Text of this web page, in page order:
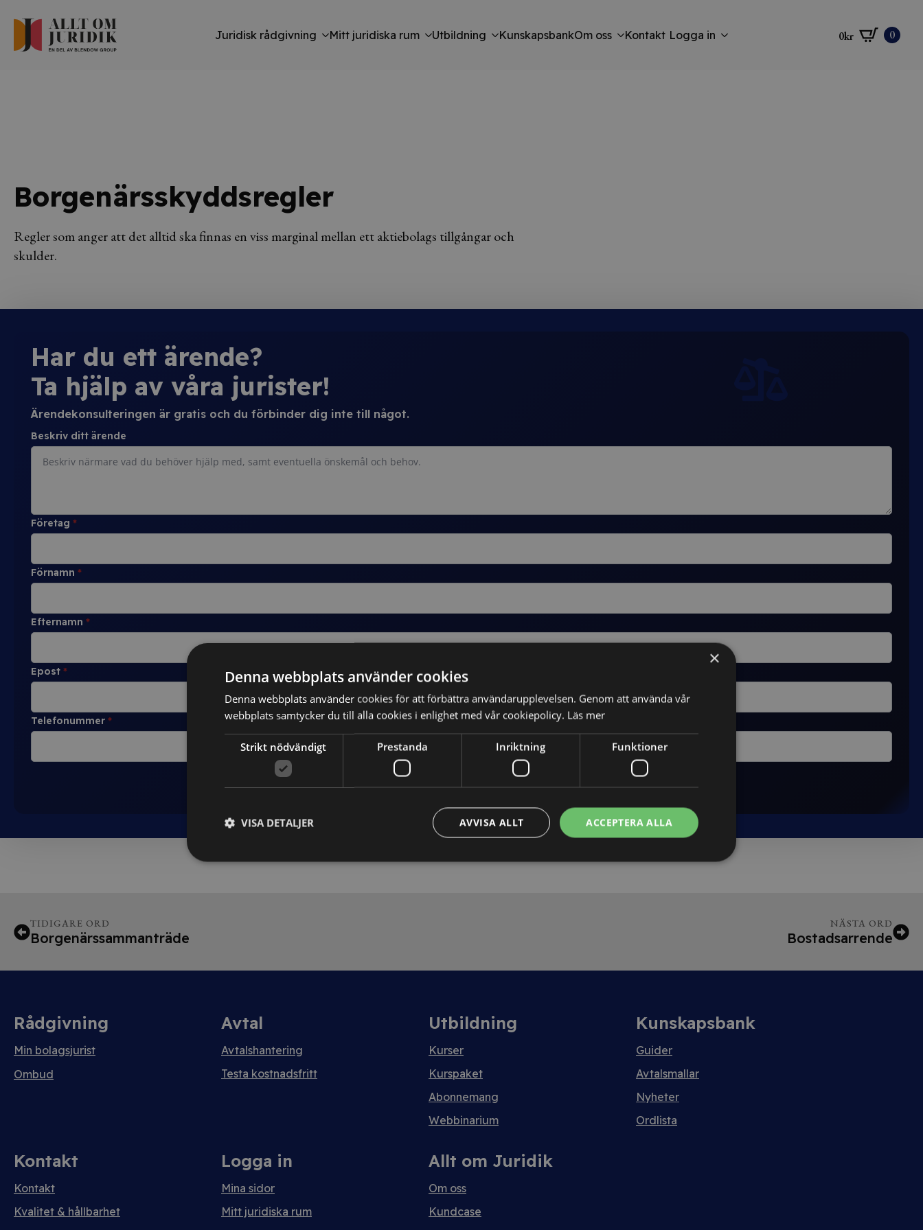
Juridisk rådgivning Mitt juridiska rum Utbildning KunskapsbankOm oss Kontakt Logga in 0kr 0
Borgenärsskyddsregler
Regler som anger att det alltid ska finnas en viss marginal mellan ett aktiebolags tillgångar och
skulder.
Har du ett ärende?
Ta hjälp av våra jurister!
Ärendekonsulteringen är gratis och du förbinder dig inte till något.
Beskriv ditt ärende
Företag *
Förnamn *
Efternamn *
Epost *
Telefonummer *
TIDIGARE ORD
Borgenärssammanträde
NÄSTA ORD
Bostadsarrende
Rådgivning
Min bolagsjurist
Ombud
Avtal
Avtalshantering
Testa kostnadsfritt
Utbildning
Kurser
Kurspaket
Abonnemang
Webbinarium
Kunskapsbank
Guider
Avtalsmallar
Nyheter
Ordlista
Kontakt
Kontakt
Kvalitet & hållbarhet
Logga in
Mina sidor
Mitt juridiska rum
Allt om Juridik
Om oss
Kundcase
×
Denna webbplats använder cookies
Denna webbplats använder cookies för att förbättra användarupplevelsen. Genom att använda vår
webbplats samtycker du till alla cookies i enlighet med vår cookiepolicy. Läs mer
Strikt nödvändigt Prestanda Inriktning Funktioner
ACCEPTERA ALLA
AVVISA ALLT
VISA DETALJER